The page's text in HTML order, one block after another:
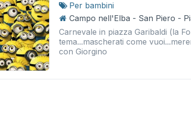
Per bambini
Campo nell'Elba - San Piero -
Carnevale in piazza Garibaldi (la
tema...mascherati come
con Giorgino